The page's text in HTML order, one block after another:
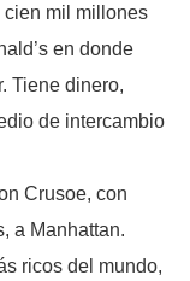
cien mil millones
en donde
Tiene dinero,
de intercambio
Crusoe, con
a Manhattan.
ricos del mundo,